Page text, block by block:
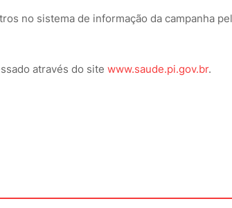
no sistema de informação da campanha
através do site www.saude.pi.gov.br.